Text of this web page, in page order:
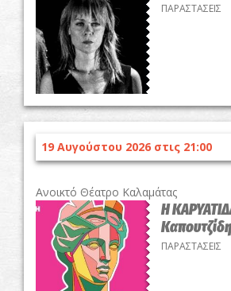
ΠΑΡΑΣΤΑΣΕΙΣ
19 Αυγούστου 2026 στις 21:00
Ανοικτό Θέατρο Καλαμάτας
Η
Καπουτζίδη
ΠΑΡΑΣΤΑΣΕΙΣ